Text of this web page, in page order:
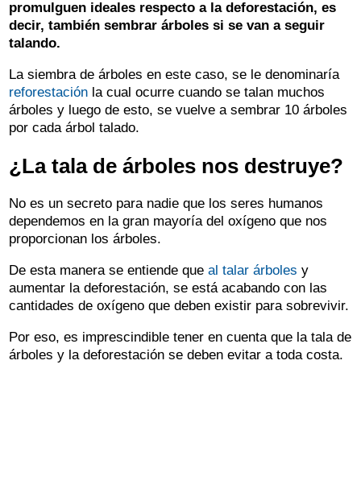
promulguen ideales respecto a la deforestación, es
decir, también sembrar árboles si se van a seguir
talando.
La siembra de árboles en este caso, se le denominaría
reforestaciónla cual ocurre cuando se talan muchos
árboles y luego de esto, se vuelve a sembrar 10 árboles
por cada árbol talado.
¿La tala de árboles nos destruye?
No es un secreto para nadie que los seres humanos
dependemos en la gran mayoría del oxígeno que nos
proporcionan los árboles.
De esta manera se entiende que al talar árboles y
aumentar la deforestación, se está acabando con las
cantidades de oxígeno que deben existir para sobrevivir.
Por eso, es imprescindible tener en cuenta que la tala de
árboles y la deforestación se deben evitar a toda costa.